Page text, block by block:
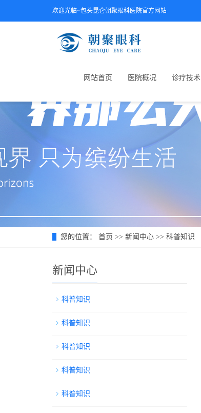
欢迎光临~包头昆仑朝聚眼科医院官方网站
网站首页 医院概况 诊疗技术
您的位置： 首页 >> 新闻中心 >> 科普知识
新闻中心
科普知识
科普知识
科普知识
科普知识
科普知识